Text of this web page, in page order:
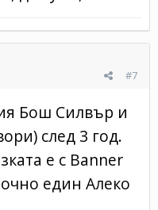
#7
Бош Силвър и
след 3 год.
е с Banner
един Алеко